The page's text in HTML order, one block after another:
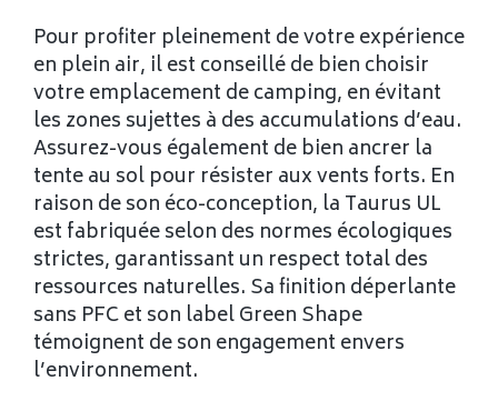
Pour profiter pleinement de votre expérience
en plein air, il est conseillé de bien choisir
votre emplacement de camping, en évitant
les zones sujettes à des accumulations d’eau.
Assurez-vous également de bien ancrer la
tente au sol pour résister aux vents forts. En
raison de son éco-conception, la Taurus UL
est fabriquée selon des normes écologiques
strictes, garantissant un respect total des
ressources naturelles. Sa finition déperlante
sans PFC et son label Green Shape
témoignent de son engagement envers
l’environnement.